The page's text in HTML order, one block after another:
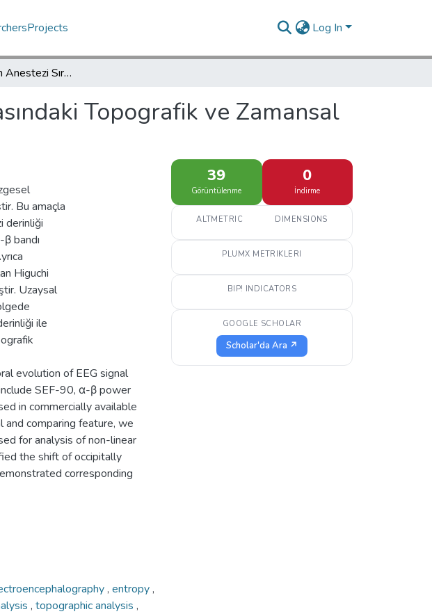
Projects Log In
EEG Sinyalinin Anestezi Sırasındaki Topografik ve Zamansal İzge Analizi
Topografik ve Zamansal
Bu amaçla
derinliği
bandı
Higuchi
Uzaysal
ile
evolution of EEG signal
SEF-90, α-β power
in commercially available
comparing feature, we
for analysis of non-linear
the shift of occipitally
corresponding
, entropy,
, topographic analysis ,
39
Görüntülenme
0
İndirme
ALTMETRIC DIMENSIONS
PLUMX METRIKLERI
BIP! INDICATORS
GOOGLE SCHOLAR
Scholar'da Ara ↗